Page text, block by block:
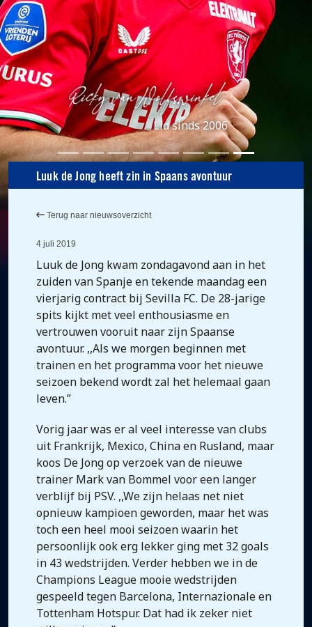
Lid sinds 2006
Luuk de Jong heeft zin in Spaans avontuur
Terug naar nieuwsoverzicht
4 juli 2019
Luuk de Jong kwam zondagavond aan in het
zuiden van Spanje en tekende maandag een
vierjarig contract bij Sevilla FC. De 28-jarige
spits kijkt met veel enthousiasme en
vertrouwen vooruit naar zijn Spaanse
avontuur. ,,Als we morgen beginnen met
trainen en het programma voor het nieuwe
seizoen bekend wordt zal het helemaal gaan
leven.”
Vorig jaar was er al veel interesse van clubs
uit Frankrijk, Mexico, China en Rusland, maar
koos De Jong op verzoek van de nieuwe
trainer Mark van Bommel voor een langer
verblijf bij PSV. ,,We zijn helaas net niet
opnieuw kampioen geworden, maar het was
toch een heel mooi seizoen waarin het
persoonlijk ook erg lekker ging met 32 goals
in 43 wedstrijden. Verder hebben we in de
Champions League mooie wedstrijden
gespeeld tegen Barcelona, Internazionale en
Tottenham Hotspur. Dat had ik zeker niet